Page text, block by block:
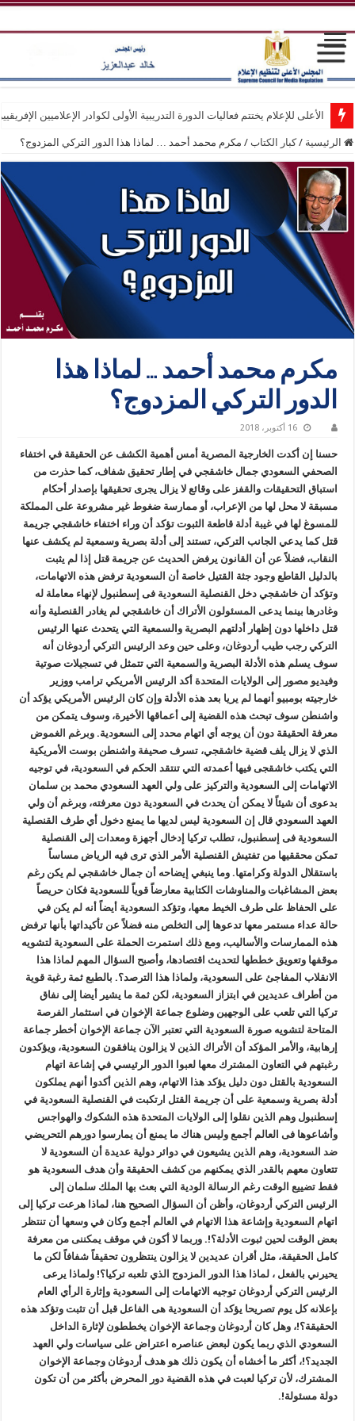
الأعلى للإعلام يختتم فعاليات الدورة التدريبية الأولى لكوادر الإعلاميين
الرئيسية / كبار الكتاب / مكرم محمد أحمد … لماذا هذا الدور التركي المزدوج؟
مكرم محمد أحمد … لماذا هذا
الدور التركي المزدوج؟
16 أكتوبر، 2018
حسنا إن أكدت الخارجية المصرية أمس أهمية الكشف عن الحقيقة في اختفاء
الصحفي السعودي جمال خاشقجي في إطار تحقيق شفاف، كما حذرت من
استباق التحقيقات والقفز على وقائع لا يزال يجرى تحقيقها بإصدار أحكام
مسبقة لا محل لها من الإعراب، أو ممارسة ضغوط غير مشروعة على المملكة
للمسوغ لها في غيبة أدلة قاطعة الثبوت تؤكد أن وراء اختفاء خاشقجي جريمة
قتل كما يدعي الجانب التركي، تستند إلى أدلة بصرية وسمعية لم يكشف عنها
النقاب، فضلاً عن أن القانون يرفض الحديث عن جريمة قتل إذا لم يثبت
بالدليل القاطع وجود جثة القتيل خاصة أن السعودية ترفض هذه الاتهامات،
وتؤكد أن خاشقجي دخل القنصلية السعودية فى إسطنبول لإنهاء معاملة له
وغادرها بينما يدعى المسئولون الأتراك أن خاشقجي لم يغادر القنصلية وأنه
قتل داخلها دون إظهار أدلتهم البصرية والسمعية التي يتحدث عنها الرئيس
التركي رجب طيب أردوغان، وعلى حين وعد الرئيس التركي أردوغان أنه
سوف يسلم هذه الأدلة البصرية والسمعية التي تتمثل في تسجيلات صوتية
وفيديو مصور إلى الولايات المتحدة أكد الرئيس الأمريكي ترامب ووزير
خارجيته بومبيو أنهما لم يريا بعد هذه الأدلة وإن كان الرئيس الأمريكي يؤكد أن
واشنطن سوف تبحث هذه القضية إلى أعماقها الأخيرة، وسوف يتمكن من
معرفة الحقيقة دون أن يوجه أي اتهام محدد إلى السعودية. وبرغم الغموض
الذي لا يزال يلف قضية خاشقجي، تسرف صحيفة واشنطن بوست الأمريكية
التي يكتب خاشقجى فيها أعمدته التي تنتقد الحكم في السعودية، في توجيه
الاتهامات إلى السعودية والتركيز على ولي العهد السعودي محمد بن سلمان
بدعوى أن شيئاً لا يمكن أن يحدث في السعودية دون معرفته، وبرغم أن ولي
العهد السعودي قال إن السعودية ليس لديها ما يمنع دخول أي طرف القنصلية
السعودية فى إسطنبول، تطلب تركيا إدخال أجهزة ومعدات إلى القنصلية
تمكن محققيها من تفتيش القنصلية الأمر الذي ترى فيه الرياض مساساً
باستقلال الدولة وكرامتها. وما ينبغي إيضاحه أن جمال خاشقجي لم يكن رغم
بعض المشاغبات والمناوشات الكتابية معارضاً قوياً للسعودية فكان حريصاً
على الحفاظ على طرف الخيط معها، وتؤكد السعودية أيضاً أنه لم يكن في
حالة عداء مستمر معها تدعوها إلى التخلص منه فضلاً عن تأكيداتها بأنها ترفض
هذه الممارسات والأساليب، ومع ذلك استمرت الحملة على السعودية لتشويه
موقفها وتعويق خططها لتحديث اقتصادها، وأصبح السؤال المهم لماذا هذا
الانقلاب المفاجئ على السعودية، ولماذا هذا الترصد؟. بالطبع ثمة رغبة قوية
من أطراف عديدين في ابتزاز السعودية، لكن ثمة ما يشير أيضا إلى نفاق
تركيا التي تلعب على الوجهين وضلوع جماعة الإخوان في استثمار الفرصة
المتاحة لتشويه صورة السعودية التي تعتبر الآن جماعة الإخوان أخطر جماعة
إرهابية، والأمر المؤكد أن الأتراك الذين لا يزالون ينافقون السعودية، ويؤكدون
رغبتهم في التعاون المشترك معها لعبوا الدور الرئيسي في إشاعة اتهام
السعودية بالقتل دون دليل يؤكد هذا الاتهام، وهم الذين أكدوا أنهم يملكون
أدلة بصرية وسمعية على أن جريمة القتل ارتكبت في القنصلية السعودية في
إسطنبول وهم الذين نقلوا إلى الولايات المتحدة هذه الشكوك والهواجس
وأشاعوها فى العالم أجمع وليس هناك ما يمنع أن يمارسوا دورهم التحريضي
ضد السعودية، وهم الذين يشيعون في دوائر دولية عديدة أن السعودية لا
تتعاون معهم بالقدر الذي يمكنهم من كشف الحقيقة وأن هدف السعودية هو
فقط تضييع الوقت رغم الرسالة الودية التي بعث بها الملك سلمان إلى
الرئيس التركي أردوغان، وأظن أن السؤال الصحيح هنا، لماذا هرعت تركيا إلى
اتهام السعودية وإشاعة هذا الاتهام في العالم أجمع وكان في وسعها أن تنتظر
بعض الوقت لحين ثبوت الأدلة؟!. وربما لا أكون في موقف يمكننى من معرفة
كامل الحقيقة، مثل أقران عديدين لا يزالون ينتظرون تحقيقاً شفافاً لكن ما
يحيرني بالفعل ، لماذا هذا الدور المزدوج الذي تلعبه تركيا؟! ولماذا يرعى
الرئيس التركي أردوغان توجيه الاتهامات إلى السعودية وإثارة الرأي العام
بإعلانه كل يوم تصريحا يؤكد أن السعودية هى الفاعل قبل أن تثبت وتؤكد هذه
الحقيقة؟!، وهل كان أردوغان وجماعة الإخوان يخططون لإثارة الداخل
السعودي الذي ربما يكون لبعض عناصره اعتراض على سياسات ولي العهد
الجديد؟!، أكثر ما أخشاه أن يكون ذلك هو هدف أردوغان وجماعة الإخوان
المشترك، لأن تركيا لعبت في هذه القضية دور المحرض بأكثر من أن تكون
دولة مسئولة!.